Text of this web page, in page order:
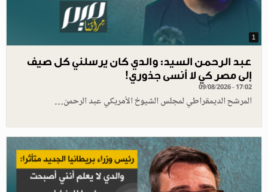
1
عبد الرحمن السيد: والدي كان يرسلني كل صيف
إلى مصر كي لا أنسى جذوري!
09/08/2026 - 17:02
المرشح الديمقراطي لمجلس الشيوخ الأمريكي عبد الرحمن…